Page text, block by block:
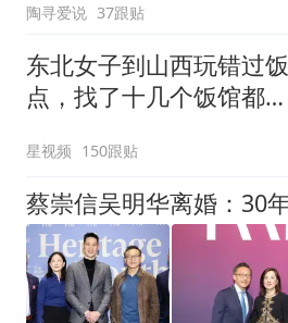
陶寻爱说 37跟贴
东北女子到山西玩错过饭
点，找了十几个饭馆都没
星视频 150跟贴